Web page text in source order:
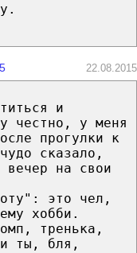
22.08.2015
и
честно, у меня
прогулки к
сказало,
вечер на свои
это чел,
хобби.
тренька,
ты, бля,